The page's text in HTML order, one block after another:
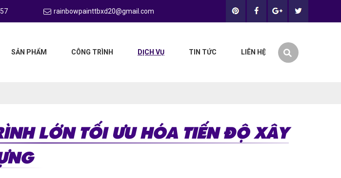
rainbowpainttbxd20@gmail.com
SẢN PHẨM CÔNG TRÌNH DỊCH VỤ TIN TỨC LIÊN HỆ
LỚN TỐI ƯU HÓA TIẾN ĐỘ XÂY